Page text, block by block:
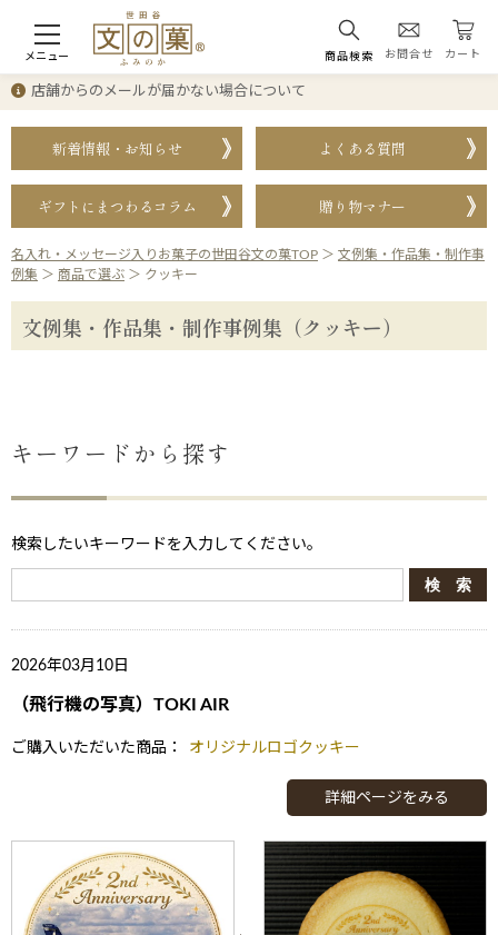
メニュー 商品検索 お問合せ カート
店舗からのメールが届かない場合について
新着情報・お知らせ よくある質問
ギフトにまつわるコラム 贈り物マナー
名入れ・メッセージ入りお菓子の世田谷文の菓TOP ＞ 文例集・作品集・制作事
例集 ＞ 商品で選ぶ ＞ クッキー
文例集・作品集・制作事例集（クッキー）
キーワードから探す
検索したいキーワードを入力してください。
2026年03月10日
（飛行機の写真）TOKI AIR
ご購入いただいた商品： オリジナルロゴクッキー
詳細ページをみる